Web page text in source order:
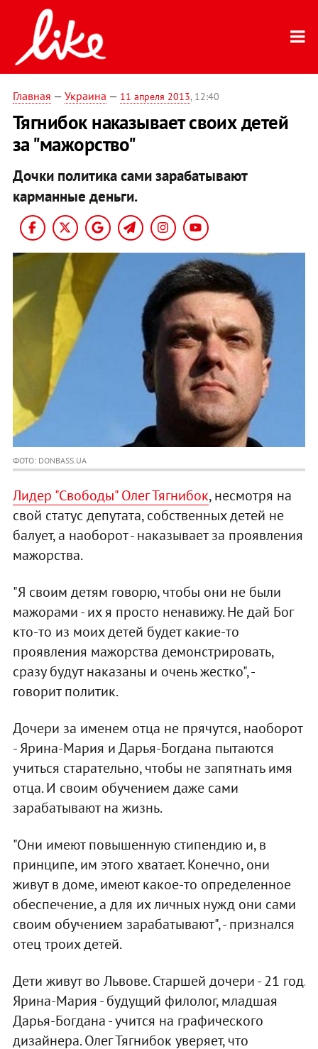
Главная — Украина — 11 апреля 2013, 12:40
Тягнибок наказывает своих детей
за "мажорство"
Дочки политика сами зарабатывают
карманные деньги.
ФОТО: DONBASS.UA
Лидер "Свободы" Олег Тягнибок, несмотря на
свой статус депутата, собственных детей не
балует, а наоборот - наказывает за проявления
мажорства.
"Я своим детям говорю, чтобы они не были
мажорами - их я просто ненавижу. Не дай Бог
кто-то из моих детей будет какие-то
проявления мажорства демонстрировать,
сразу будут наказаны и очень жестко", -
говорит политик.
Дочери за именем отца не прячутся, наоборот
- Ярина-Мария и Дарья-Богдана пытаются
учиться старательно, чтобы не запятнать имя
отца. И своим обучением даже сами
зарабатывают на жизнь.
"Они имеют повышенную стипендию и, в
принципе, им этого хватает. Конечно, они
живут в доме, имеют какое-то определенное
обеспечение, а для их личных нужд они сами
своим обучением зарабатывают", - признался
отец троих детей.
Дети живут во Львове. Старшей дочери - 21 год.
Ярина-Мария - будущий филолог, младшая
Дарья-Богдана - учится на графического
дизайнера. Олег Тягнибок уверяет, что